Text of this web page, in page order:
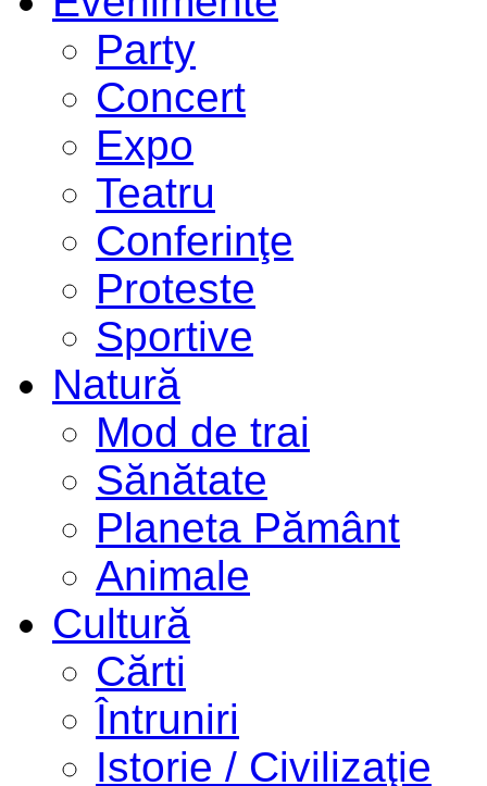
Party
Concert
Expo
Teatru
Conferinţe
Proteste
Sportive
Natură
Mod de trai
Sănătate
Planeta Pământ
Animale
Cultură
Cărti
Întruniri
Istorie / Civilizaţie